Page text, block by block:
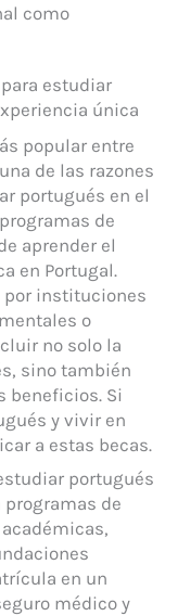
como
estudiar
única
popular entre
de las razones
portugués en el
de
aprender el
en Portugal.
por instituciones
o
no solo la
sino también
beneficios. Si
y vivir en
a estas becas.
portugués
de
en un
médico y